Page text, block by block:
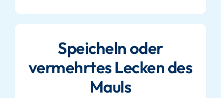
Speicheln oder
vermehrtes Lecken des
Mauls